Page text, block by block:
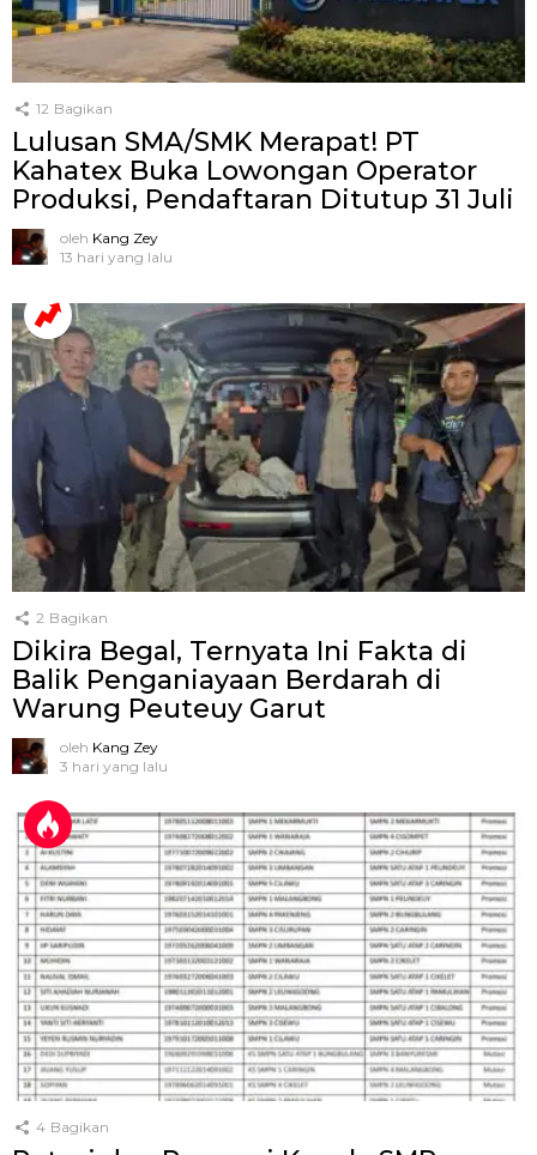
12 Bagikan
Lulusan SMA/SMK Merapat! PT
Kahatex Buka Lowongan Operator
Produksi, Pendaftaran Ditutup 31 Juli
oleh Kang Zey
13 hari yang lalu
2 Bagikan
Dikira Begal, Ternyata Ini Fakta di
Balik Penganiayaan Berdarah di
Warung Peuteuy Garut
oleh Kang Zey
3 hari yang lalu
4 Bagikan